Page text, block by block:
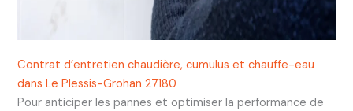
Contrat d’entretien chaudière, cumulus et chauffe-eau
dans Le Plessis-Grohan 27180
Pour anticiper les pannes et optimiser la performance de